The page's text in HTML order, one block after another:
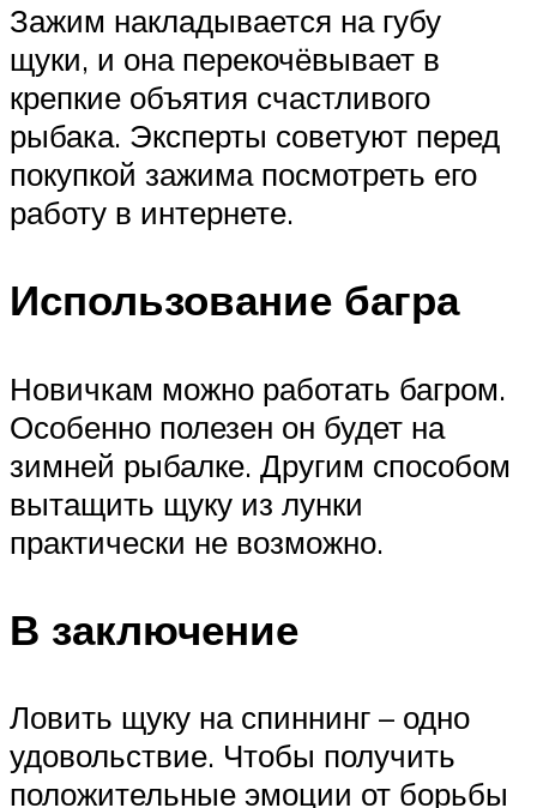
Зажим накладывается на губу
щуки, и она перекочёвывает в
крепкие объятия счастливого
рыбака. Эксперты советуют перед
покупкой зажима посмотреть его
работу в интернете.
Использование багра
Новичкам можно работать багром.
Особенно полезен он будет на
зимней рыбалке. Другим способом
вытащить щуку из лунки
практически не возможно.
В заключение
Ловить щуку на спиннинг – одно
удовольствие. Чтобы получить
положительные эмоции от борьбы